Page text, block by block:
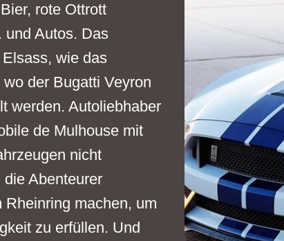
rote Ottrott
und Autos. Das
wie das
der Bugatti Veyron
werden. Autoliebhaber
de Mulhouse mit
nicht
Abenteurer
Rheinring machen, um
zu erfüllen. Und